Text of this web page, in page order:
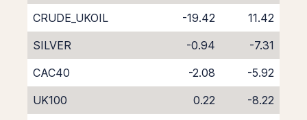
CRUDE_UKOIL
-19.42
11.42
SILVER
-0.94
-7.31
CAC40
-2.08
-5.92
UK100
0.22
-8.22